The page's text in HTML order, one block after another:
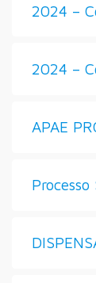
2024 –
2024 –
APAE